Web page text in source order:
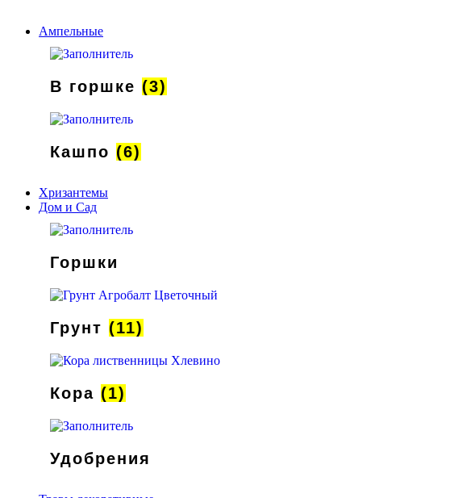
Ампельные
В горшке (3)
Кашпо (6)
Хризантемы
Дом и Сад
Горшки
Грунт (11)
Кора (1)
Удобрения